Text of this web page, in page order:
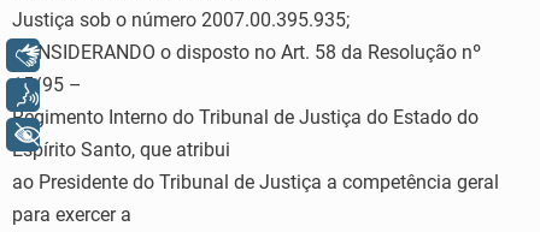
Justiça sob o número 2007.00.395.935;
CONSIDERANDO o disposto no Art. 58 da Resolução nº
15/95 –
Regimento Interno do Tribunal de Justiça do Estado do
Espírito Santo, que atribui
ao Presidente do Tribunal de Justiça a competência geral
para exercer a
Libras